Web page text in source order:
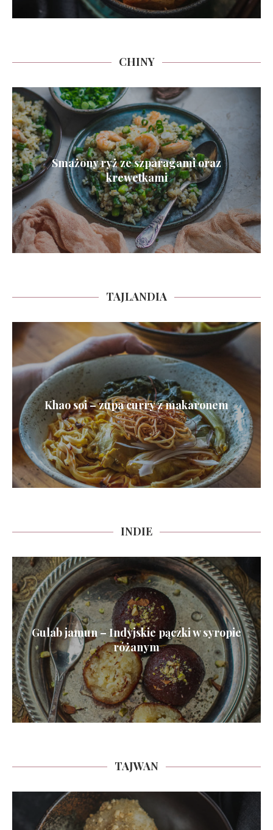
CHINY
Smażony ryż ze szparagami oraz
krewetkami
TAJLANDIA
Khao soi – zupa curry z makaronem
INDIE
Gulab jamun – Indyjskie pączki w syropie
różanym
TAJWAN